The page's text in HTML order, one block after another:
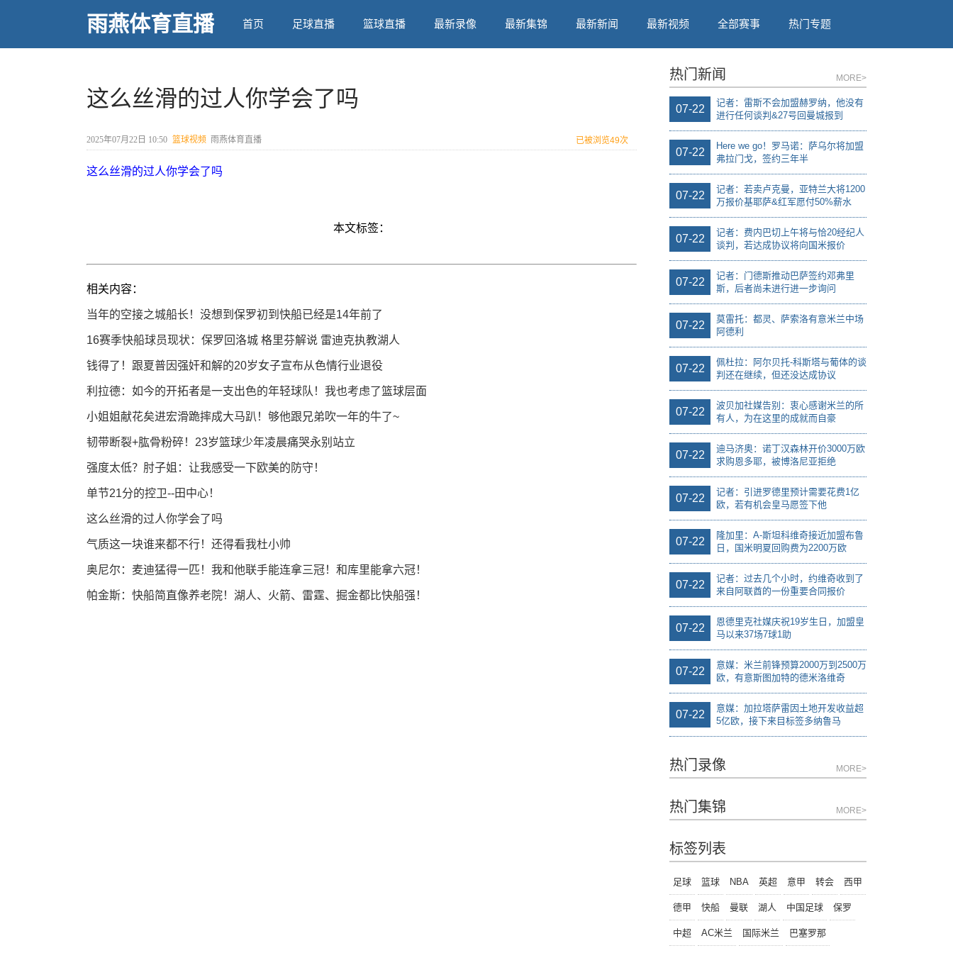
雨燕体育直播 首页 足球直播 篮球直播 最新录像 最新集锦 最新新闻 最新视频 全部赛事 热门专题
这么丝滑的过人你学会了吗
2025年07月22日 10:50 篮球视频 雨燕体育直播 已被浏览49次
这么丝滑的过人你学会了吗
本文标签：
相关内容：
当年的空接之城船长！没想到保罗初到快船已经是14年前了
16赛季快船球员现状：保罗回洛城 格里芬解说 雷迪克执教湖人
钱得了！跟夏普因强奸和解的20岁女子宣布从色情行业退役
利拉德：如今的开拓者是一支出色的年轻球队！我也考虑了篮球层面
小姐姐献花矣进宏滑跪摔成大马趴！够他跟兄弟吹一年的牛了~
韧带断裂+肱骨粉碎！23岁篮球少年凌晨痛哭永别站立
强度太低？肘子姐：让我感受一下欧美的防守！
单节21分的控卫--田中心！
这么丝滑的过人你学会了吗
气质这一块谁来都不行！还得看我杜小帅
奥尼尔：麦迪猛得一匹！我和他联手能连拿三冠！和库里能拿六冠！
帕金斯：快船简直像养老院！湖人、火箭、雷霆、掘金都比快船强！
热门新闻 MORE>
07-22
记者：雷斯不会加盟赫罗纳，他没有
进行任何谈判&27号回曼城报到
07-22
Here we go！罗马诺：萨乌尔将加盟
弗拉门戈，签约三年半
07-22
记者：若卖卢克曼，亚特兰大将1200
万报价基耶萨&红军愿付50%薪水
07-22
记者：费内巴切上午将与恰20经纪人
谈判，若达成协议将向国米报价
07-22
记者：门德斯推动巴萨签约邓弗里
斯，后者尚未进行进一步询问
07-22
莫雷托：都灵、萨索洛有意米兰中场
阿德利
07-22
佩杜拉：阿尔贝托-科斯塔与葡体的谈
判还在继续，但还没达成协议
07-22
波贝加社媒告别：衷心感谢米兰的所
有人，为在这里的成就而自豪
07-22
迪马济奥：诺丁汉森林开价3000万欧
求购恩多耶，被博洛尼亚拒绝
07-22
记者：引进罗德里预计需要花费1亿
欧，若有机会皇马愿签下他
07-22
隆加里：A-斯坦科维奇接近加盟布鲁
日，国米明夏回购费为2200万欧
07-22
记者：过去几个小时，约维奇收到了
来自阿联酋的一份重要合同报价
07-22
恩德里克社媒庆祝19岁生日，加盟皇
马以来37场7球1助
07-22
意媒：米兰前锋预算2000万到2500万
欧，有意斯图加特的德米洛维奇
07-22
意媒：加拉塔萨雷因土地开发收益超
5亿欧，接下来目标签多纳鲁马
热门录像 MORE>
热门集锦 MORE>
标签列表
足球 篮球 NBA 英超 意甲 转会 西甲
德甲 快船 曼联 湖人 中国足球 保罗
中超 AC米兰 国际米兰 巴塞罗那